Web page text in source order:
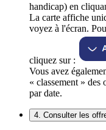
handicap) en
La carte affiche
voyez à l'écran.
cliquez sur :
Vous avez
« classement »
par date.
4. Consulter les